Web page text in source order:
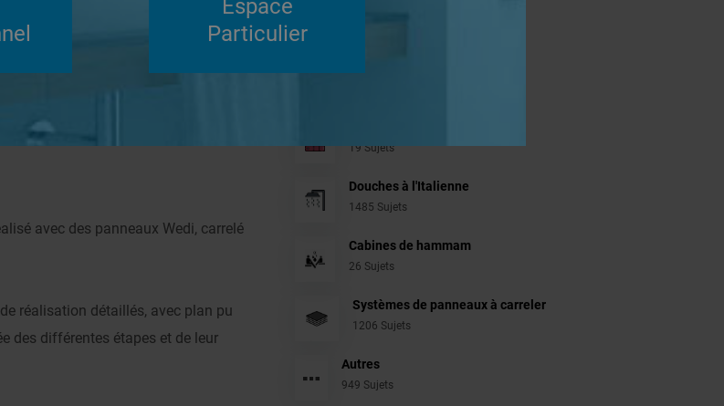
Répondre
sous vasque
avec des panneaux Wedi, carrelé
réalisation détaillés, avec plan pu
des différentes étapes et de leur
19 Sujets
Douches à l'Italienne
1485 Sujets
Cabines de hammam
26 Sujets
Systèmes de panneaux à carreler
1206 Sujets
Autres
949 Sujets
Espace
Particulier